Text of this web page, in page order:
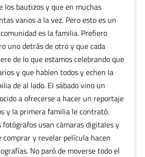
los bautizos y que en muchas
varios a la vez. Pero esto es un
es la familia. Prefiero
uno detrás de otro y que cada
de lo que estamos celebrando que
y que hablen todos y echen la
de al lado. El sábado vino un
a ofrecerse a hacer un reportaje
y la primera familia le contrató.
fotógrafos usan cámaras digitales y
comprar y revelar película hacen
No paró de moverse todo el